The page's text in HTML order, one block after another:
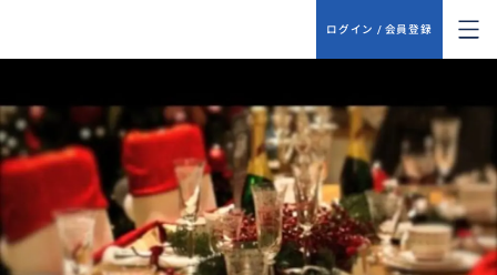
ログイン / 会員登録